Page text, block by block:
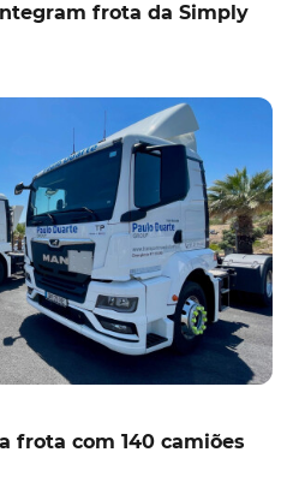
frota da Simply
frota com 140 camiões